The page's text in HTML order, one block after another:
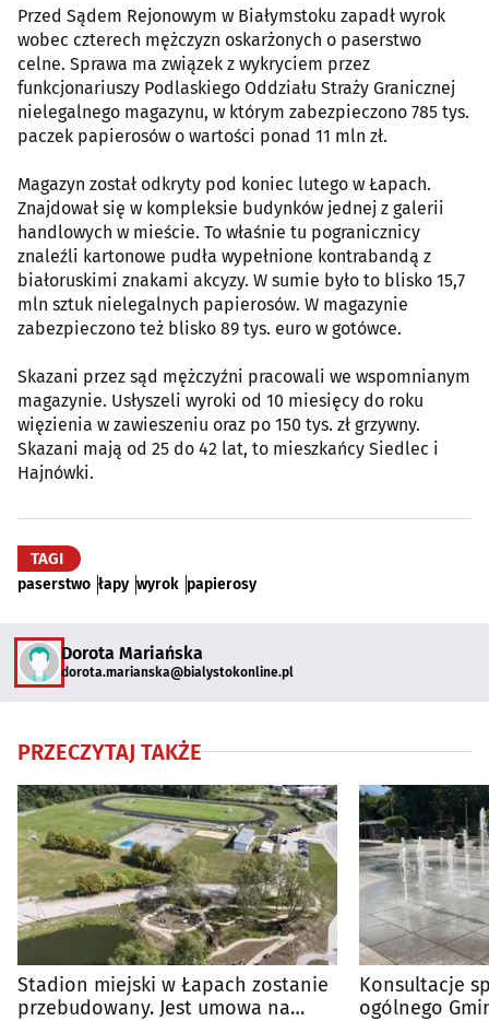
Przed Sądem Rejonowym w Białymstoku zapadł wyrok
wobec czterech mężczyzn oskarżonych o paserstwo
celne. Sprawa ma związek z wykryciem przez
funkcjonariuszy Podlaskiego Oddziału Straży Granicznej
nielegalnego magazynu, w którym zabezpieczono 785 tys.
paczek papierosów o wartości ponad 11 mln zł.
Magazyn został odkryty pod koniec lutego w Łapach.
Znajdował się w kompleksie budynków jednej z galerii
handlowych w mieście. To właśnie tu pogranicznicy
znaleźli kartonowe pudła wypełnione kontrabandą z
białoruskimi znakami akcyzy. W sumie było to blisko 15,7
mln sztuk nielegalnych papierosów. W magazynie
zabezpieczono też blisko 89 tys. euro w gotówce.
Skazani przez sąd mężczyźni pracowali we wspomnianym
magazynie. Usłyszeli wyroki od 10 miesięcy do roku
więzienia w zawieszeniu oraz po 150 tys. zł grzywny.
Skazani mają od 25 do 42 lat, to mieszkańcy Siedlec i
Hajnówki.
TAGI
paserstwo łapy wyrok papierosy
Dorota Mariańska
dorota.marianska@bialystokonline.pl
PRZECZYTAJ TAKŻE
Stadion miejski w Łapach zostanie
przebudowany. Jest umowa na
Konsultacje
ogólnego